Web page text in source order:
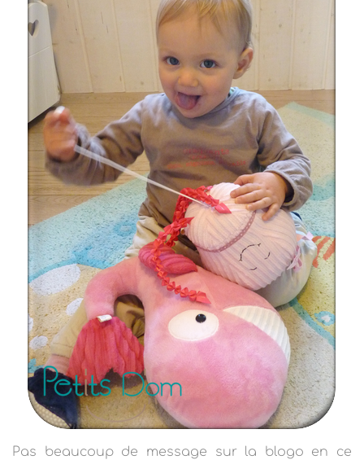
Pas beaucoup de message sur la blogo en ce